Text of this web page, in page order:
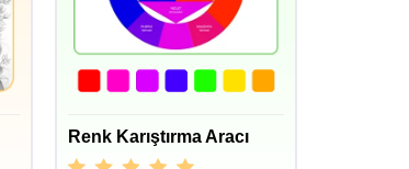
Renk Karıştırma Aracı